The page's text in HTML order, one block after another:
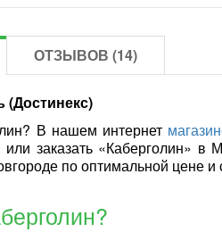
ОТЗЫВОВ (14)
(Достинекс)
В нашем интернет
заказать «Каберголин» в
по оптимальной цене и